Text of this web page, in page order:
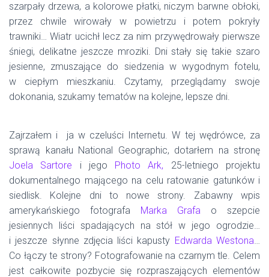
szarpały drzewa, a kolorowe płatki, niczym barwne obłoki,
przez chwile wirowały w powietrzu i potem pokryły
trawniki… Wiatr ucichł lecz za nim przywędrowały pierwsze
śniegi, delikatne jeszcze mroziki. Dni stały się takie szaro
jesienne, zmuszające do siedzenia w wygodnym fotelu,
w ciepłym mieszkaniu. Czytamy, przeglądamy swoje
dokonania, szukamy tematów na kolejne, lepsze dni.
Zajrzałem i ja w czeluści Internetu. W tej wędrówce, za
sprawą kanału National Geographic, dotarłem na stronę
Joela Sartore i jego Photo Ark, 25-letniego projektu
dokumentalnego mającego na celu ratowanie gatunków i
siedlisk. Kolejne dni to nowe strony. Zabawny wpis
amerykańskiego fotografa Marka Grafa o szepcie
jesiennych liści spadających na stół w jego ogrodzie…
i jeszcze słynne zdjęcia liści kapusty Edwarda Westona…
Co łączy te strony? Fotografowanie na czarnym tle. Celem
jest całkowite pozbycie się rozpraszających elementów